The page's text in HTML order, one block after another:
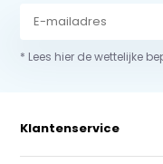
* Lees hier de wettelijke
Klantenservice